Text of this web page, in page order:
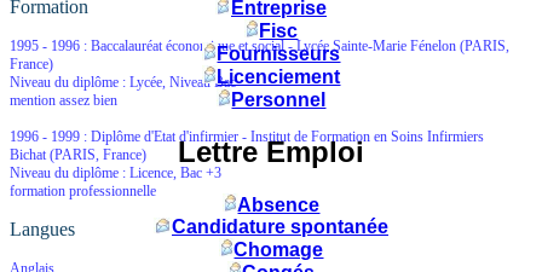
Formation
1995 - 1996 : Baccalauréat économique et social-Lycée Sainte-Marie Fénelon (PARIS,
France)
Niveau du diplôme : Lycée, Niveau Bac
mention assez bien
1996 - 1999 : Diplôme d'Etat d'infirmier - Institut de Formation en Soins Infirmiers
Bichat (PARIS, France)
Niveau du diplôme : Licence, Bac +3
formation professionnelle
Langues
Entreprise
Fisc
Fournisseurs
Licenciement
Personnel
Lettre Emploi
Absence
Candidature spontanée
Chomage